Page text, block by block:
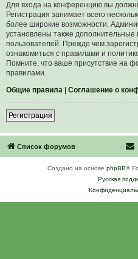
Для входа на конференцию вы
Регистрация занимает всего
более широкие возможности.
установлены также дополнительные
пользователей. Прежде чем
ознакомиться с правилами и
Помните, что ваше присутствие на
правилами.
Общие правила
Соглашение о
Регистрация
Список форумов
Создано на основе phpBB®
Русская